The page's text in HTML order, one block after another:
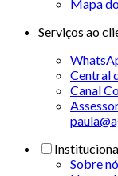
Mapa
Serviços ao
Central
Canal
Sobre